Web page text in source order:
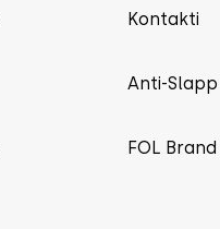
Kontakti
Anti-Slapp
FOL Brand